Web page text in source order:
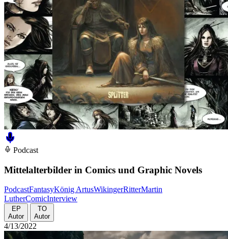
Podcast
Mittelalterbilder in Comics und Graphic Novels
PodcastFantasyKönig ArtusWikingerRitterMartin
LutherComicInterview
EP
Autor
TO
Autor
4/13/2022